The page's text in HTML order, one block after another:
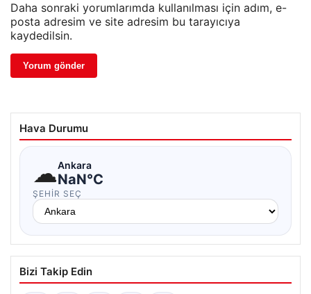
Daha sonraki yorumlarımda kullanılması için adım, e-
posta adresim ve site adresim bu tarayıcıya
kaydedilsin.
Hava Durumu
☁Ankara
NaN°C
ŞEHIR SEÇ
Bizi Takip Edin